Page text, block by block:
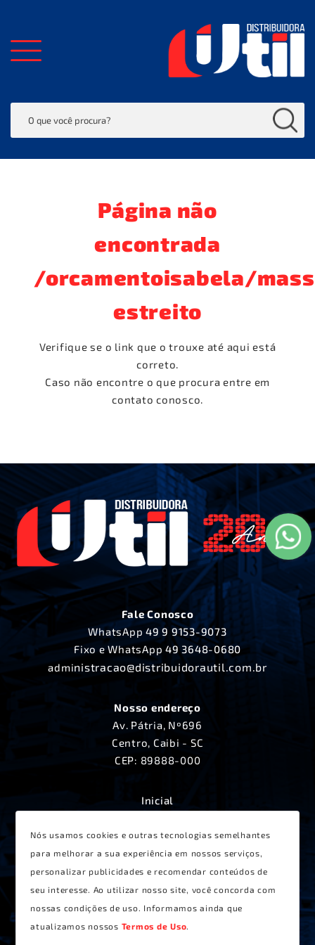
Nós usamos cookies e outras tecnologias semelhantes
para melhorar a sua experiência em nossos serviços,
personalizar publicidades e recomendar conteúdos de
seu interesse. Ao utilizar nosso site, você concorda com
nossas condições de uso. Informamos ainda que
atualizamos nossos Termos de Uso.
Página não
encontrada
/orcamentoisabela/
estreito
Verifique se o link que o trouxe até aqui está
correto.
Caso não encontre o que procura entre em
contato conosco.
Fale Conosco
WhatsApp49 9 9153-9073
Fixo e WhatsApp 49 3648-0680
administracao@distribuidorautil.com.br
Nosso endereço
Av. Pátria, Nº696
Centro, Caibi - SC
CEP: 89888-000
Inicial
Produtos
Lançamentos
Receitas
Contato
Termos de Uso